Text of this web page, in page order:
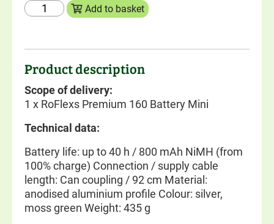
Add to basket
Product description
Scope of delivery:
1 x RoFlexs Premium 160 Battery Mini
Technical data:
Battery life: up to 40 h / 800 mAh NiMH (from
100% charge) Connection / supply cable
length: Can coupling / 92 cm Material:
anodised aluminium profile Colour: silver,
moss green Weight: 435 g